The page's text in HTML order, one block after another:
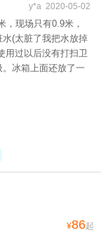
y*a 2020-05-02
，现场只有0.9米，
(太脏了我把水放掉
用过以后没有打扫卫
冰箱上面还放了一
¥86起